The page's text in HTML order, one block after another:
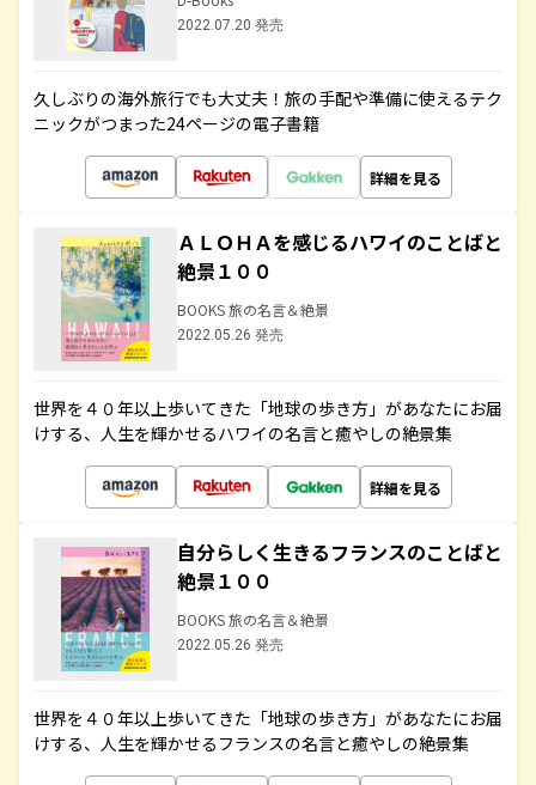
2022.07.20 発売
久しぶりの海外旅行でも大丈夫！旅の手配や準備に使えるテク
ニックがつまった24ページの電子書籍
詳細を見る
ＡＬＯＨＡを感じるハワイのことばと
絶景１００
BOOKS 旅の名言＆絶景
2022.05.26 発売
世界を４０年以上歩いてきた「地球の歩き方」があなたにお届
けする、人生を輝かせるハワイの名言と癒やしの絶景集
詳細を見る
自分らしく生きるフランスのことばと
絶景１００
BOOKS 旅の名言＆絶景
2022.05.26 発売
世界を４０年以上歩いてきた「地球の歩き方」があなたにお届
けする、人生を輝かせるフランスの名言と癒やしの絶景集